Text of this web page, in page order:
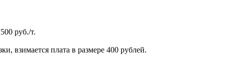
руб./т.
взимается плата в размере 400 рублей.